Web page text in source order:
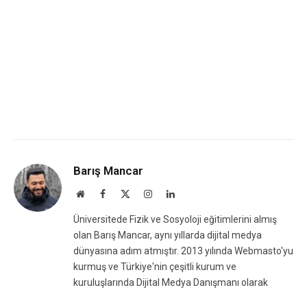
Barış Mancar
WebsiteFacebook InstagramLinkedIn
Üniversitede Fizik ve Sosyoloji eğitimlerini almış
olan Barış Mancar, aynı yıllarda dijital medya
dünyasına adım atmıştır. 2013 yılında Webmasto'yu
kurmuş ve Türkiye'nin çeşitli kurum ve
kuruluşlarında Dijital Medya Danışmanı olarak